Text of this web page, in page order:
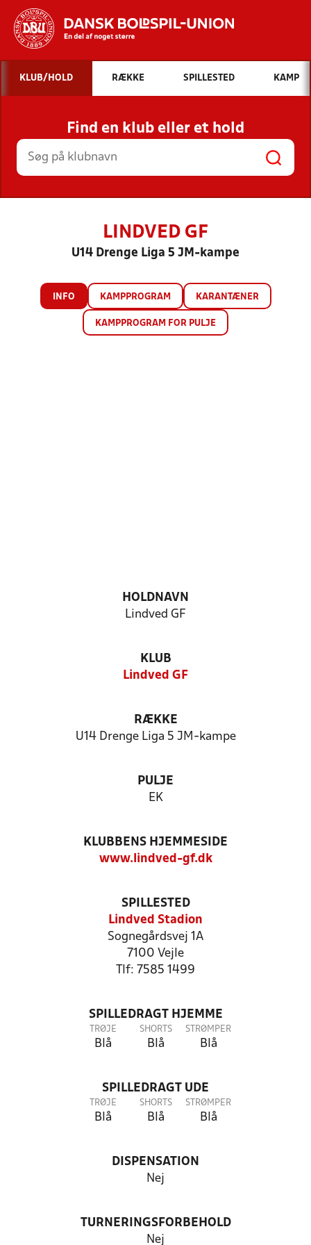
Hvad vil du søge efter?
INDHOLD OG NYHEDER
STILLINGER, RESULTATER, KLUBBER OG
HOLD
KLUB/HOLD RÆKKE SPILLESTED KAMP
Find en klub eller et hold
LINDVED GF
U14 Drenge Liga 5 JM-kampe
INFO KAMPPROGRAM KARANTÆNER
KAMPPROGRAM FOR PULJE
HOLDNAVN
Lindved GF
KLUB
Lindved GF
RÆKKE
U14 Drenge Liga 5 JM-kampe
PULJE
EK
KLUBBENS HJEMMESIDE
www.lindved-gf.dk
SPILLESTED
Lindved Stadion
Sognegårdsvej 1A
7100 Vejle
Tlf: 7585 1499
SPILLEDRAGT HJEMME
TRØJE
Blå
SHORTS
Blå
STRØMPER
Blå
SPILLEDRAGT UDE
TRØJE
Blå
SHORTS
Blå
STRØMPER
Blå
DISPENSATION
Nej
TURNERINGSFORBEHOLD
Nej